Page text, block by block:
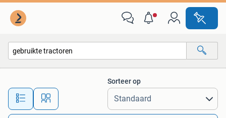
Alle afstanden…
Sorteer op